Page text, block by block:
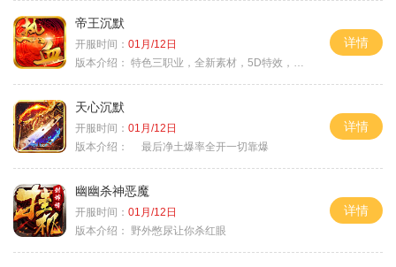
帝王沉默
开服时间： 01月/12日
版本介绍： 特色三职业，全新素材，5D特效，不卡图
详情
天心沉默
开服时间： 01月/12日
版本介绍：
最后净土爆率全开一切靠爆
详情
幽幽杀神恶魔
开服时间： 01月/12日
版本介绍：
野外憋尿让你杀红眼
详情